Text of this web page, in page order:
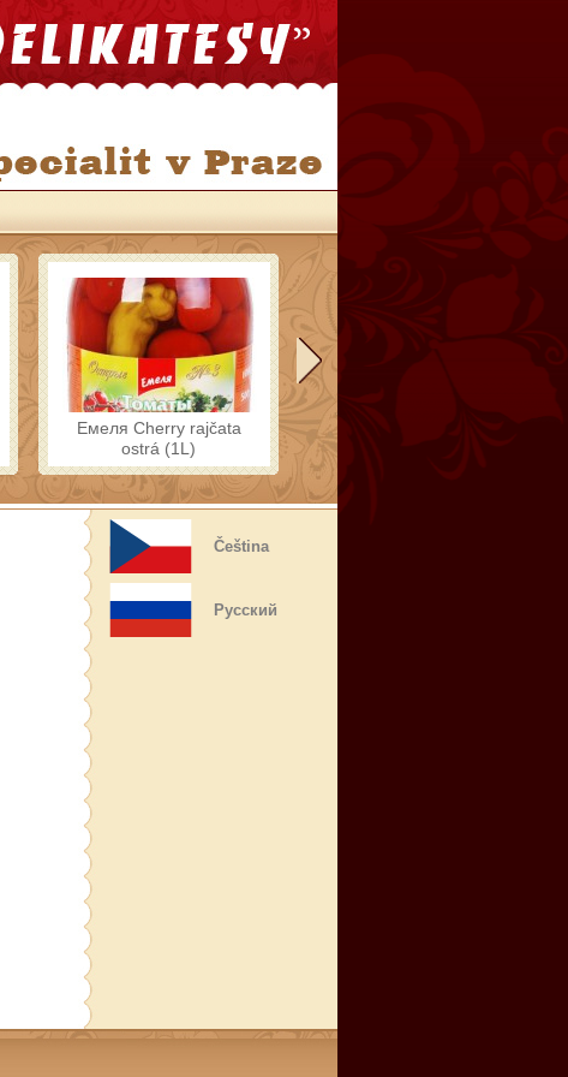
Емеля Cherry rajčata
ostrá (1L)
Čeština
Русский